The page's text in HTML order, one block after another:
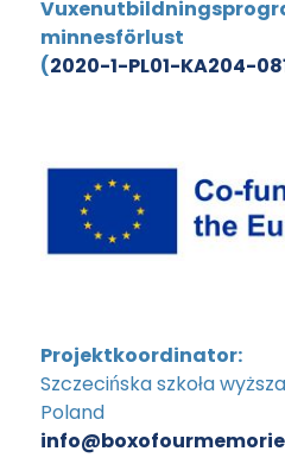
minnesförlust
(2020-1-PL01-KA204-
Projektkoordinator:
Szczecińska szkoła
Poland